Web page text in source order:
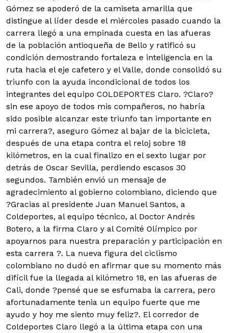
Gómez se apoderó de la camiseta amarilla que
distingue al líder desde el miércoles pasado cuando la
carrera llegó a una empinada cuesta en las afueras
de la población antioqueña de Bello y ratificó su
condición demostrando fortaleza e inteligencia en la
ruta hacia el eje cafetero y el Valle, donde consolidó su
triunfo con la ayuda incondicional de todos los
integrantes del equipo COLDEPORTES Claro. ?Claro?
sin ese apoyo de todos mis compañeros, no habría
sido posible alcanzar este triunfo tan importante en
mi carrera?, aseguro Gómez al bajar de la bicicleta,
después de una etapa contra el reloj sobre 18
kilómetros, en la cual finalizo en el sexto lugar por
detrás de Oscar Sevilla, perdiendo escasos 30
segundos. También envió un mensaje de
agradecimiento al gobierno colombiano, diciendo que
?Gracias al presidente Juan Manuel Santos, a
Coldeportes, al equipo técnico, al Doctor Andrés
Botero, a la firma Claro y al Comité Olímpico por
apoyarnos para nuestra preparación y participación en
esta carrera ?. La nueva figura del ciclismo
colombiano no dudó en afirmar que su momento más
difícil fue la llegada al kilómetro 18, en las afueras de
Cali, donde ?pensé que se esfumaba la carrera, pero
afortunadamente tenia un equipo fuerte que me
ayudo y hoy me siento muy feliz?. El corredor de
Coldeportes Claro llegó a la última etapa con una